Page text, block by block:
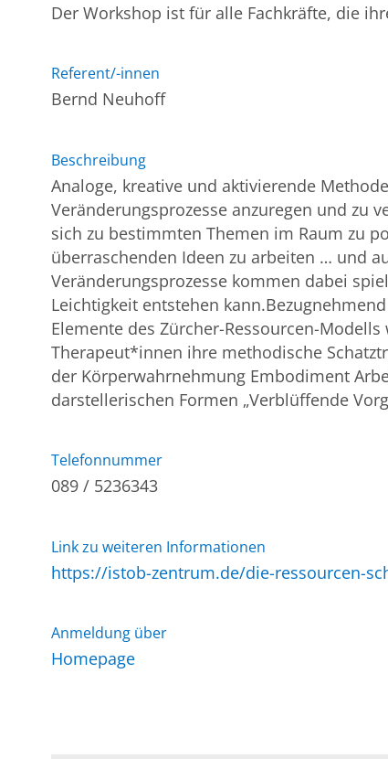
Der Workshop ist für alle Fachkräfte, die
Referent/-innen
Bernd Neuhoff
Beschreibung
Analoge, kreative und aktivierende
Veränderungsprozesse anzuregen und zu
sich zu bestimmten Themen im Raum zu
überraschenden Ideen zu arbeiten … und
Veränderungsprozesse kommen dabei
Leichtigkeit entstehen
Elemente des Zürcher-Ressourcen-
Therapeut*innen ihre methodische
der Körperwahrnehmung Embodiment
darstellerischen Formen „Verblüffende
Telefonnummer
089 / 5236343
Link zu weiteren Informationen
https://istob-zentrum.de/die-ressourcen-
Anmeldung über
Homepage